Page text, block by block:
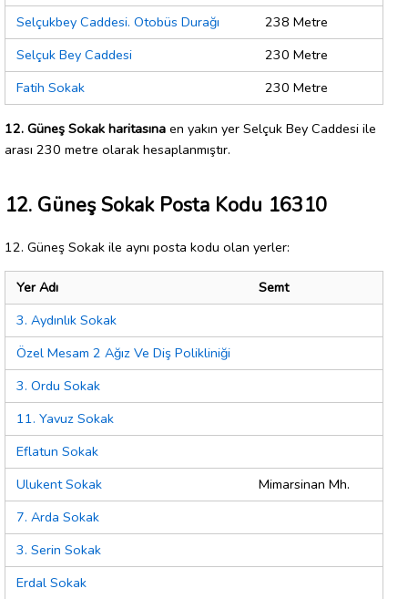
Selçukbey Caddesi. Otobüs Durağı
238 Metre
Selçuk Bey Caddesi
230 Metre
Fatih Sokak
230 Metre
12. Güneş Sokak haritasına en yakın yer Selçuk Bey Caddesi ile
arası 230 metre olarak hesaplanmıştır.
12. Güneş Sokak Posta Kodu 16310
12. Güneş Sokak ile aynı posta kodu olan yerler:
Yer Adı
Semt
3. Aydınlık Sokak
Özel Mesam 2 Ağız Ve Diş Polikliniği
3. Ordu Sokak
11. Yavuz Sokak
Eflatun Sokak
Ulukent Sokak
Mimarsinan Mh.
7. Arda Sokak
3. Serin Sokak
Erdal Sokak